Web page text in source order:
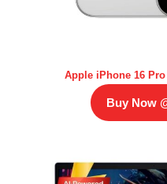
Apple iPhone 16
Buy Now